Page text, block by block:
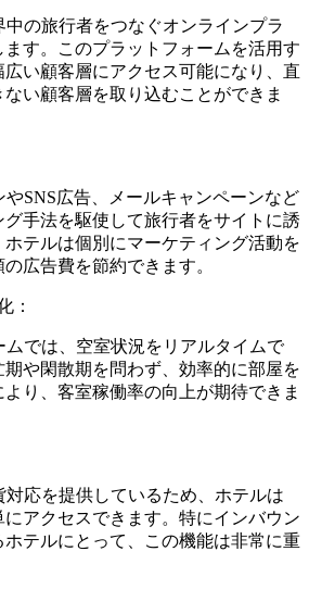
の旅行者をつなぐオンラインプラ
す。このプラットフォームを活用す
い顧客層にアクセス可能になり、直
い顧客層を取り込むことができま
SNS広告、メールキャンペーンなど
手法を駆使して旅行者をサイトに誘
テルは個別にマーケティング活動を
広告費を節約できます。
：
では、空室状況をリアルタイムで
や閑散期を問わず、効率的に部屋を
り、客室稼働率の向上が期待できま
応を提供しているため、ホテルは
アクセスできます。特にインバウン
ホテルにとって、この機能は非常に重